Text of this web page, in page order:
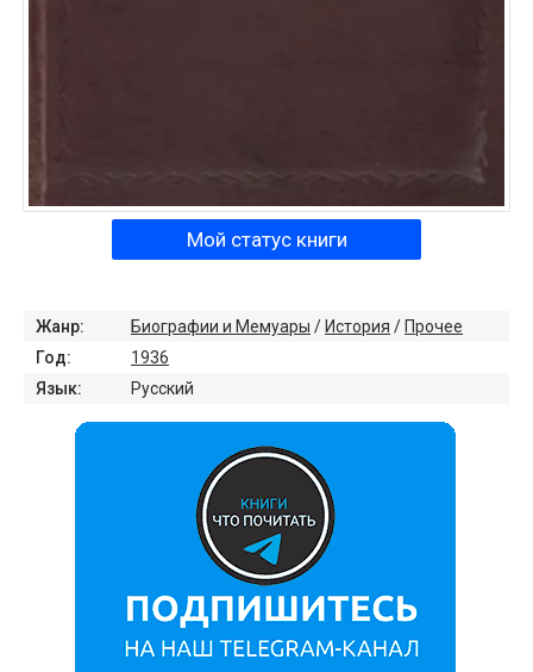
Мой статус книги
Жанр: Биографии и Мемуары / История / Прочее
Год:
1936
Язык:
Русский